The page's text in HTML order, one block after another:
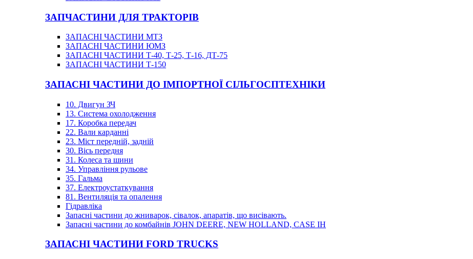
ЗАПЧАСТИНИ ДЛЯ ТРАКТОРІВ
ЗАПАСНІ ЧАСТИНИ МТЗ
ЗАПАСНІ ЧАСТИНИ ЮМЗ
ЗАПАСНІ ЧАСТИНИ Т-40, Т-25, Т-16, ДТ-75
ЗАПАСНІ ЧАСТИНИ Т-150
ЗАПАСНІ ЧАСТИНИ ДО ІМПОРТНОЇ СІЛЬГОСПТЕХНІКИ
10. Двигун ЗЧ
13. Система охолодження
17. Коробка передач
22. Вали карданні
23. Міст передній, задній
30. Вісь передня
31. Колеса та шини
34. Управління рульове
35. Гальма
37. Електроустаткування
81. Вентиляція та опалення
Гідравліка
Запасні частини до жниварок, сівалок, апаратів, що висівають.
Запасні частини до комбайнів JOHN DEERE, NEW HOLLAND, CASE IH
ЗАПАСНІ ЧАСТИНИ FORD TRUCKS